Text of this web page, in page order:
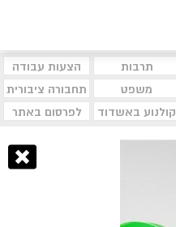
תרבות
הצעות עבודה
משפט
תחבורה ציבורית
קולנוע באשדוד לפרסום באתר